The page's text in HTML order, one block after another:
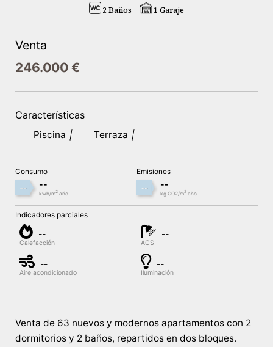
2 Baños 1 Garaje
Venta
246.000 €
Características
Piscina Terraza
Consumo
-- --
kwh/m2año
Emisiones
-- --
kg CO2/m2año
Indicadores parciales
--
Calefacción
--
ACS
--
Aire acondicionado
--
Iluminación
Venta de 63 nuevos y modernos apartamentos con 2
dormitorios y 2 baños, repartidos en dos bloques.